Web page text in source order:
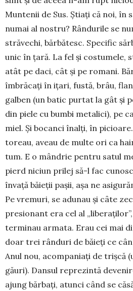
Muntenii de Sus. Ştiaţi că noi, în
numai al nos­tru? Rându­ri­le se
străvechi, bărbătesc. Spe­cific
unic în ţa­ră. La fel și cos­tu­me­le,
atât pe daci, cât şi pe romani.
îmbră­caţi în iţari, fustă, brâu,
galben (un ba­tic pur­tat la gât şi
din piele cu bumbi me­talici), pe
miel. Și bo­canci înalţi, în
toreau, aveau de multe ori ca
tum. E o mândrie pentru satul
pierd niciun prilej să-l fac
învaţă băieţii pa­şii, aşa ne
Pe vre­muri, se adu­nau şi câte
pre­sionant era cel al
terminau armata. Erau cei mai
doar trei rânduri de băieţi ce
Anul nou, acompaniaţi de trişcă
găuri). Dansul reprezintă
ajung bărbaţi, atunci când se